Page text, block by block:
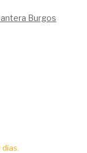
Burgos
días.